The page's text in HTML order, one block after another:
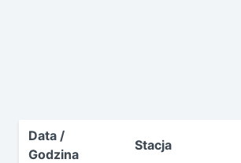
Data /
Godzina
Stacja